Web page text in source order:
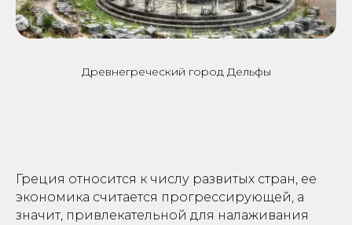
Древнегреческий город Дельфы
Греция относится к числу развитых стран, ее
экономика считается прогрессирующей, а
значит, привлекательной для налаживания